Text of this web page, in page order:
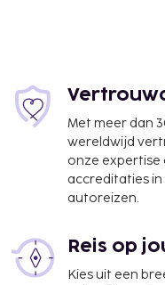
Met meer dan
wereldwijd
onze
accreditaties
autoreizen.
Reis op
Kies uit een